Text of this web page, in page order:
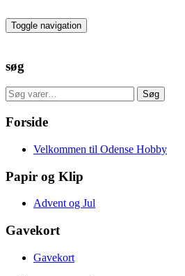
to
the
Toggle navigation
søg
Søg
efter:
Søg
Forside
Velkommen til Odense Hobby
Papir og Klip
Advent og Jul
Gavekort
Gavekort